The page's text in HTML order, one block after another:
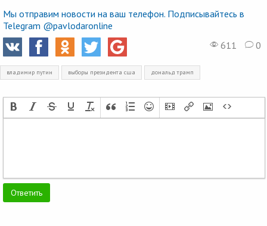
Мы отправим новости на ваш телефон. Подписывайтесь в
Telegram @pavlodaronline
611
0
владимир путин выборы президента сша дональд трамп